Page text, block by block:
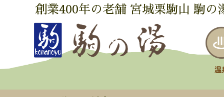
創業400年の老舗 宮城栗駒山 駒の